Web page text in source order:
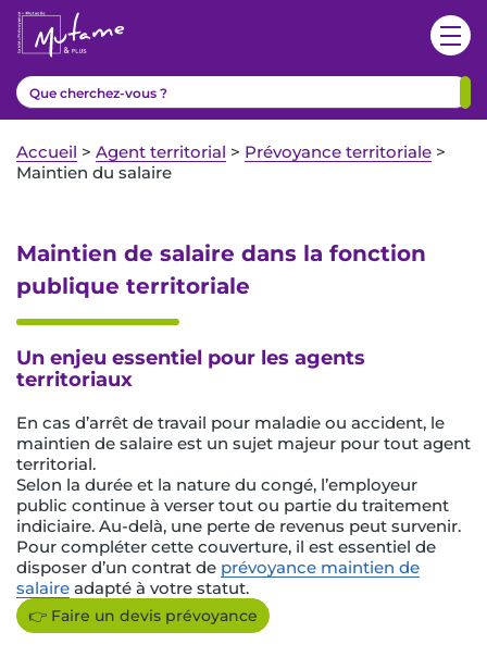
Accueil > Agent territorial > Prévoyance territoriale >
Maintien du salaire
Maintien de salaire dans la fonction
publique territoriale
Un enjeu essentiel pour les agents
territoriaux
En cas d’arrêt de travail pour maladie ou accident, le
maintien de salaire est un sujet majeur pour tout agent
territorial.
Selon la durée et la nature du congé, l’employeur
public continue à verser tout ou partie du traitement
indiciaire. Au-delà, une perte de revenus peut survenir.
Pour compléter cette couverture, il est essentiel de
disposer d’un contrat de prévoyance maintien de
salaire adapté à votre statut.
👉 Faire un devis prévoyance